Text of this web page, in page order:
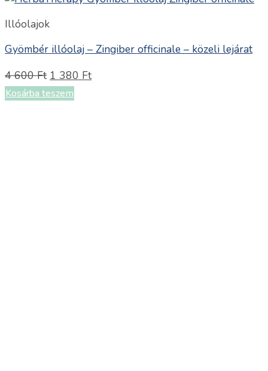
Illóolajok
Gyömbér illóolaj – Zingiber officinale – közeli lejárat
4 600Ft Original
price
was:
1 380 FtCurrent
Kosárba teszem